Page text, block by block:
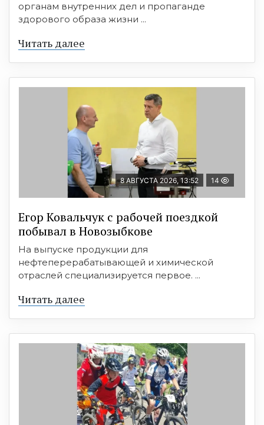
органам внутренних дел и пропаганде
здорового образа жизни ...
Читать далее
8 АВГУСТА 2026, 13:52 14
Егор Ковальчук с рабочей поездкой
побывал в Новозыбкове
На выпуске продукции для
нефтеперерабатывающей и химической
отраслей специализируется первое. ...
Читать далее